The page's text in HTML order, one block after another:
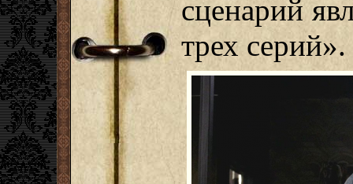
сценарий
трех серий».